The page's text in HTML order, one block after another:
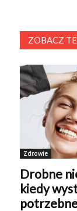
ZOBACZ
Zdrowie
Drobne
kiedy